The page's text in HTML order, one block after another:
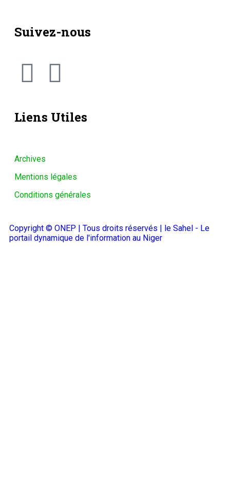
Suivez-nous
Liens Utiles
Archives
Mentions légales
Conditions générales
Copyright © ONEP | Tous droits réservés | le Sahel - Le
portail dynamique de l'information au Niger